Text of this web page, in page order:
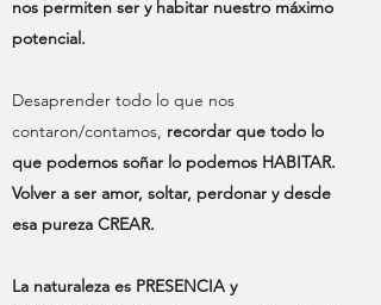
nos permiten ser y habitar nuestro máximo
potencial.
Desaprender todo lo que nos
contaron/contamos, recordar que todo lo
que podemos soñar lo podemos HABITAR.
Volver a ser amor, soltar, perdonar y desde
esa pureza CREAR.
La naturaleza es PRESENCIA y